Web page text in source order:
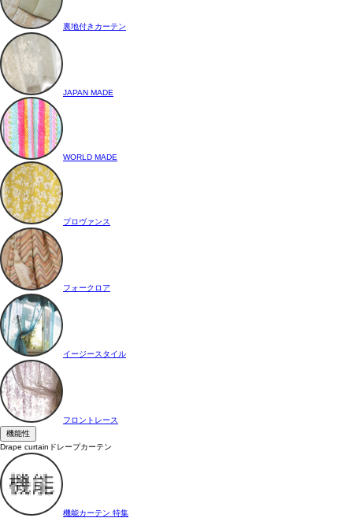
裏地付きカーテン
JAPAN MADE
WORLD MADE
プロヴァンス
フォークロア
イージースタイル
フロントレース
機能性
Drape curtain ドレープカーテン
機能カーテン 特集